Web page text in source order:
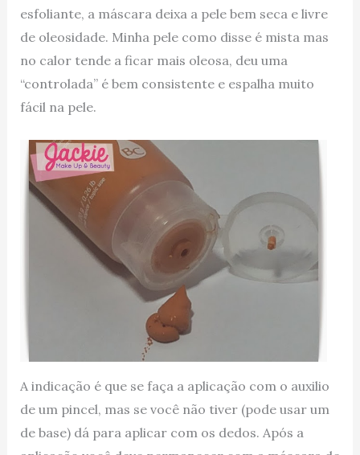
esfoliante, a máscara deixa a pele bem seca e livre
de oleosidade. Minha pele como disse é mista mas
no calor tende a ficar mais oleosa, deu uma
“controlada” é bem consistente e espalha muito
fácil na pele.
A indicação é que se faça a aplicação com o auxilio
de um pincel, mas se você não tiver (pode usar um
de base) dá para aplicar com os dedos. Após a